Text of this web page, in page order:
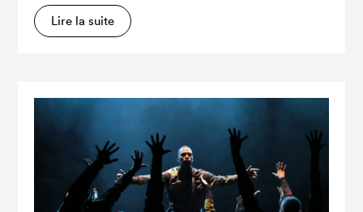
Lire la suite